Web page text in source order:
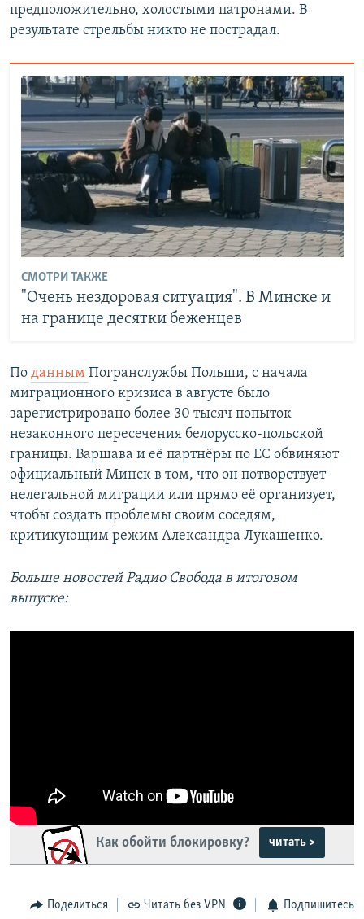
предположительно, холостыми патронами. В
результате стрельбы никто не пострадал.
СМОТРИ ТАКЖЕ
"Очень нездоровая ситуация". В Минске и
на границе десятки беженцев
По данным Погранслужбы Польши, с начала
миграционного кризиса в августе было
зарегистрировано более 30 тысяч попыток
незаконного пересечения белорусско-польской
границы. Варшава и её партнёры по ЕС обвиняют
официальный Минск в том, что он потворствует
нелегальной миграции или прямо её организует,
чтобы создать проблемы своим соседям,
критикующим режим Александра Лукашенко.
Больше новостей Радио Свобода в итоговом
выпуске:
Как обойти блокировку? читать >
Поделиться Читать без VPN Подпишитесь